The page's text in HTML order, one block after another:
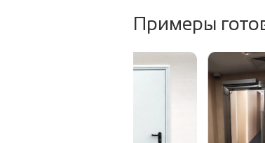
Примеры